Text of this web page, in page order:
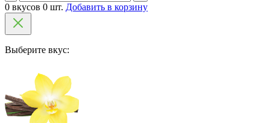
0 вкусов 0 шт. Добавить в корзину
Выберите вкус: